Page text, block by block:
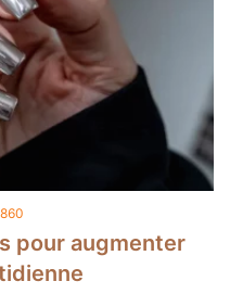
860
pour augmenter